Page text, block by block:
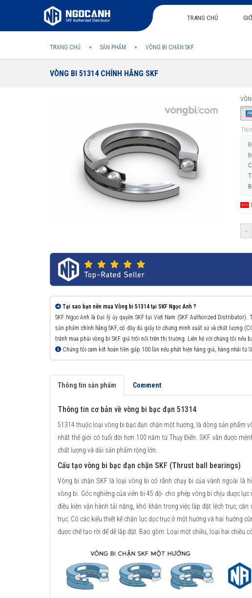
TRANG CHỦ
TRANG CHỦ SẢN PHẨM VÒNG BI CHẶN SKF
VÒNG BI 51314 CHÍNH HÃNG SKF
-
Tại sao bạn nên mua Vòng bi 51314 tại SKF Ngọc Anh ?
SKF Ngọc Anh là Đại lý ủy quyền SKF tại Việt Nam (SKF Authorized Distributor).
sản phẩm chính hãng SKF, có đầy đủ giấy tờ chứng minh xuất xứ và chất lượng
tránh mua phải vòng bi SKF giả trôi nổi trên thị trường. Liên hệ với chúng tôi nếu
Chúng tôi cam kết hoàn tiền gấp 100 lần nếu phát hiện hàng giả, hàng nhái từ
Thông tin sản phẩm Comment
Thông tin cơ bản về vòng bi bạc đạn 51314
51314 thuộc loại vòng bi bạc đạn chặn một hướng, là dòng sản phẩm
nhất thế giới có tuổi đời hơn 100 năm từ Thụy Điển. SKF vẫn được
chất lượng và dải sản phẩm rộng lớn.
Cấu tạo vòng bi bạc đạn chặn SKF (Thrust ball bearings)
Vòng bi chặn SKF là loại vòng bi có rãnh chạy bi của vành ngoài là
vòng bi. Góc nghiêng của viên bi 45 độ- cho phép vòng bi chịu được
điều kiện vận hành tải nặng, khó khăn trong việc lắp đặt lệch trục,
trục. Có các kiểu thiết kế chặn lực dọc trục ở một hướng và hai hướng
được chế tạo rời để dễ lắp đặt. Bao gồm: Loại một chiều, loại hai chiều